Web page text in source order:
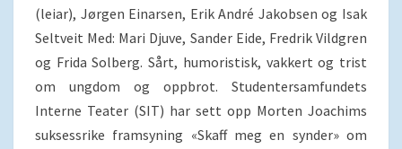
(leiar), Jørgen Einarsen, Erik André Jakobsen og Isak
Seltveit Med: Mari Djuve, Sander Eide, Fredrik Vildgren
og Frida Solberg. Sårt, humoristisk, vakkert og trist
om ungdom og oppbrot. Studentersamfundets
Interne Teater (SIT) har sett opp Morten Joachims
suksessrike framsyning «Skaff meg en synder» om